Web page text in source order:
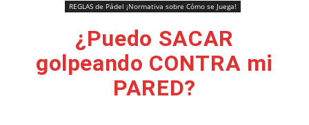
REGLAS de Pádel ¡Normativa sobre Cómo se Juega!
¿Puedo SACAR
golpeando CONTRA mi
PARED?